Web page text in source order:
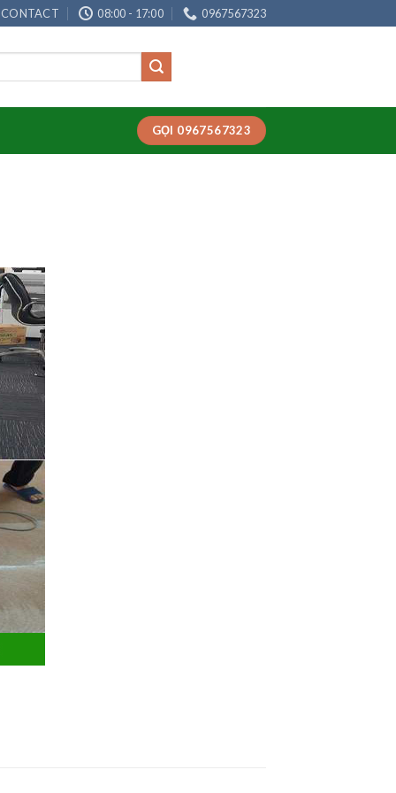
CONTACT 08:00 - 17:00 0967567323
GỌI 0967567323